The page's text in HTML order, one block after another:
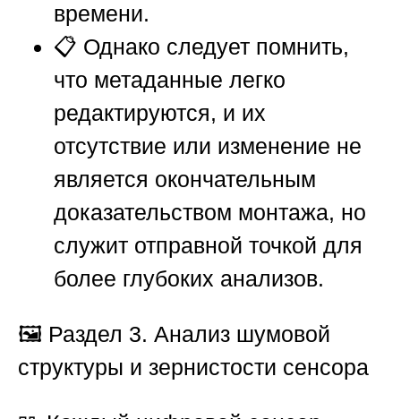
времени.
📋 Однако следует помнить,
что метаданные легко
редактируются, и их
отсутствие или изменение не
является окончательным
доказательством монтажа, но
служит отправной точкой для
более глубоких анализов.
🖼️ Раздел 3. Анализ шумовой
структуры и зернистости сенсора